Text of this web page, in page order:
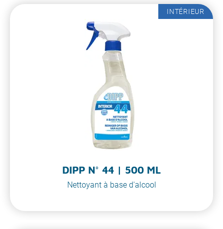
INTÉRIEUR
DIPP N° 44 | 500 ML
Nettoyant à base d'alcool